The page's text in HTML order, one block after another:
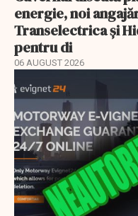
energie, noi
Transelectrica și
pentru di
06 AUGUST 2026